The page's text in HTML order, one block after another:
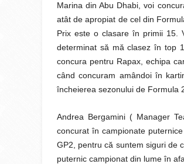
Marina din Abu Dhabi, voi
atât de apropiat de cel din
Prix este o clasare în primii
determinat să mă clasez în top
concura pentru Rapax, echipa
când concuram amândoi în
încheierea sezonului de Formula
Andrea Bergamini ( Manager
concurat în campionate puternice
GP2, pentru că suntem siguri de
puternic campionat din lume în